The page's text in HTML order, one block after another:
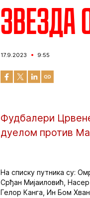
Звезда
17.9.2023 9:55
Фудбалери
дуелом против
На списку путника су:
Срђан Мијаиловић,
Гелор Канга, Ин Бом